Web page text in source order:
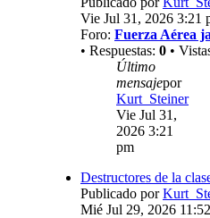
Vie Jul 31, 2026 3:21
Foro: Fuerza Aérea
• Respuestas: 0 •
Último
mensajepor
Kurt_Steiner
Vie Jul 31,
2026 3:21
pm
Destructores de la
Publicado por
Mié Jul 29, 2026